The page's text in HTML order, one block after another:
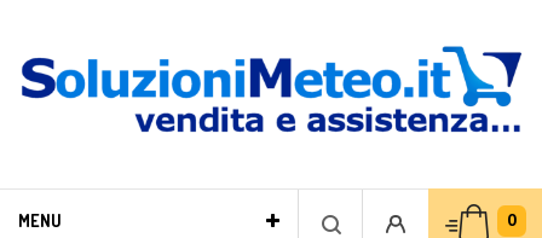
0
MENU